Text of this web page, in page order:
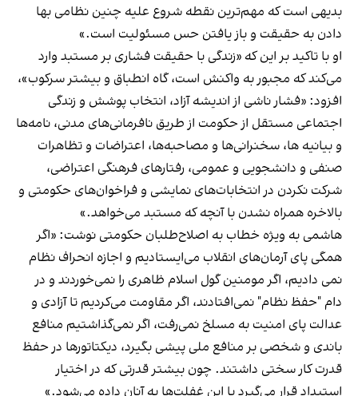
بدیهی است که مهم‌ترین نقطه شروع علیه چنین نظامی بها
دادن به حقیقت و باز یافتن حس مسئولیت است.»
او با تاکید بر این که «زندگی با حقیقت فشاری بر مستبد وارد
می‌کند که مجبور به واکنش است، گاه انطباق و بیشتر سرکوب»،
افزود: «فشار ناشی از اندیشه آزاد، انتخاب پوشش و زندگی
اجتماعی مستقل از حکومت از طریق نافرمانی‌های مدنی، نامه‌ها
و بیانیه ها، سخنرانی‌ها و مصاحبه‌ها، اعتراضات و تظاهرات
صنفی و دانشجویی و عمومی، رفتارهای فرهنگی اعتراضی،
شرکت نکردن در انتخابات‌های نمایشی و فراخوان‌های حکومتی و
بالاخره همراه نشدن با آنچه که مستبد می‌خواهد.»
هاشمی به ویژه خطاب به اصلاح‌طلبان حکومتی نوشت: «اگر
همگی پای آرمان‌های انقلاب می‌ایستادیم و اجازه انحراف نظام
نمی دادیم، اگر مومنین گول اسلام ظاهری را نمی‌خوردند و در
دام "حفظ نظام" نمی‌افتادند، اگر مقاومت می‌کردیم تا آزادی و
عدالت پای امنیت به مسلخ نمی‌رفت، اگر نمی‌گذاشتیم منافع
باندی و شخصی بر منافع ملی پیشی بگیرد، دیکتاتورها در حفظ
قدرت کار سختی داشتند. چون بیشتر قدرتی که در اختیار
استبداد قرار می‌گیرد با این غفلت‌ها به آنان داده می‌شود.»